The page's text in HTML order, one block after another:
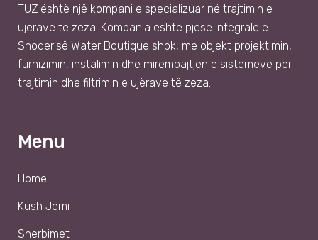
TUZ është një kompani e specializuar në trajtimin e
ujërave të zeza. Kompania është pjesë integrale e
Shoqerisë Water Boutique shpk, me objekt projektimin,
furnizimin, instalimin dhe mirëmbajtjen e sistemeve për
trajtimin dhe filtrimin e ujërave të zeza.
Menu
Home
Kush Jemi
Sherbimet